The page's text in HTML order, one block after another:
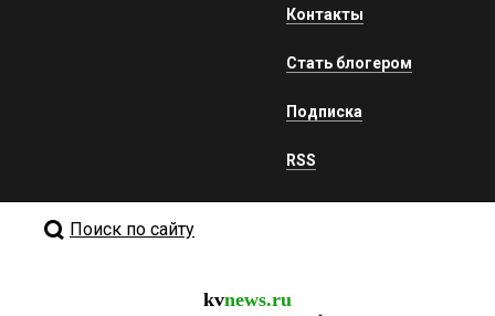
Контакты
Стать блогером
Подписка
RSS
Поиск по сайту
kvnews.ru